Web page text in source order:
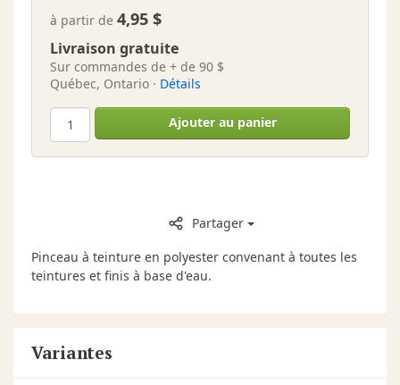
à partir de 4,95 $
Livraison gratuite
Sur commandes de + de 90 $
Québec, Ontario · Détails
Ajouter au panier
Partager
Pinceau à teinture en polyester convenant à toutes les
teintures et finis à base d'eau.
Variantes